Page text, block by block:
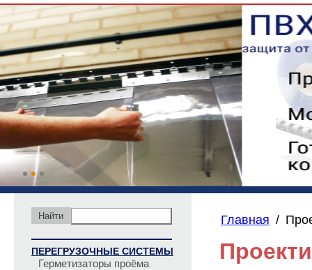
ПЕРЕГРУЗОЧНЫЕ СИСТЕМЫ
Герметизаторы проёма
Главная /